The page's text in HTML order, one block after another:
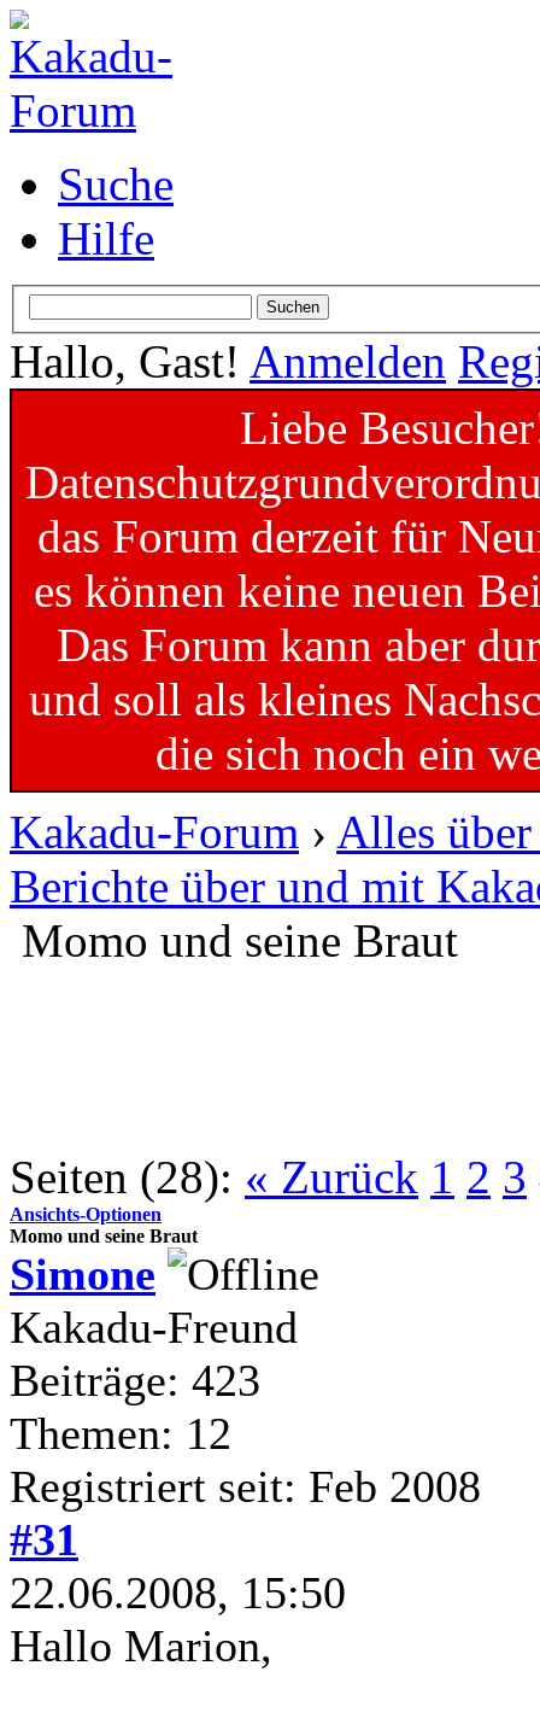
Suche
Hilfe
Hallo, Gast! Anmelden
Liebe
das Forum derzeit für
es können keine neuen
Das Forum kann aber
und soll als kleines
die sich noch ein
Kakadu-Forum › Alles
Berichte über und mit
Momo und seine Braut
Seiten (28): « Zurück 1 2 3
Ansichts-Optionen
Momo und seine Braut
Simone
Kakadu-Freund
Beiträge: 423
Themen: 12
Registriert seit: Feb 2008
#31
22.06.2008, 15:50
Hallo Marion,